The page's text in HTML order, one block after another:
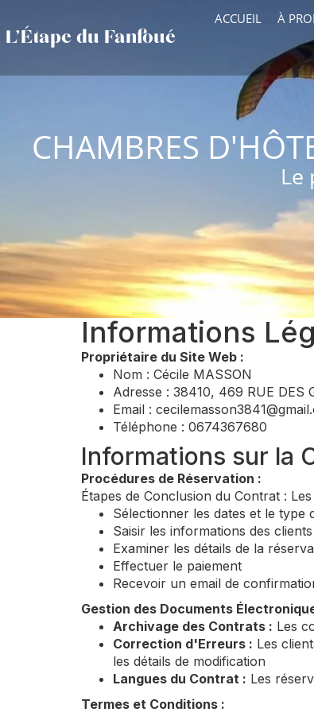
L’Étape du Fanfoué
ACCUEIL À
CHAMBRES
Le
Informations
Propriétaire du Site Web :
Nom : Cécile MASSON
Adresse : 38410, 469 RUE DES
Email :
Téléphone : 0674367680
Informations sur la
Procédures de Réservation :
Étapes de Conclusion du Contrat :
Sélectionner les dates et le type
Saisir les informations des clients
Examiner les détails de la
Effectuer le paiement
Recevoir un email de
Gestion des Documents
Archivage des Contrats : Les
Correction d'Erreurs : Les
les détails de modification
Langues du Contrat : Les
Termes et Conditions :